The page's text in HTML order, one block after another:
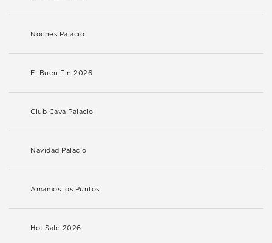
Noches Palacio
El Buen Fin 2026
Club Cava Palacio
Navidad Palacio
Amamos los Puntos
Hot Sale 2026